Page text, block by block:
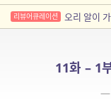
리뷰어큐레이션 오리 알이
11화 – 1
—